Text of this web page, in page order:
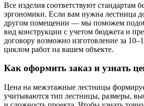
Все изделия соответствуют стандартам
эргономики. Если вам нужна лестница
другом помещении — мы поможем
вид конструкции с учетом бюджета и
договору возможно изготовление за
циклом работ на вашем объекте.
Как оформить заказ и узнать
Цена на межэтажные лестницы
учитываются тип лестницы, размеры,